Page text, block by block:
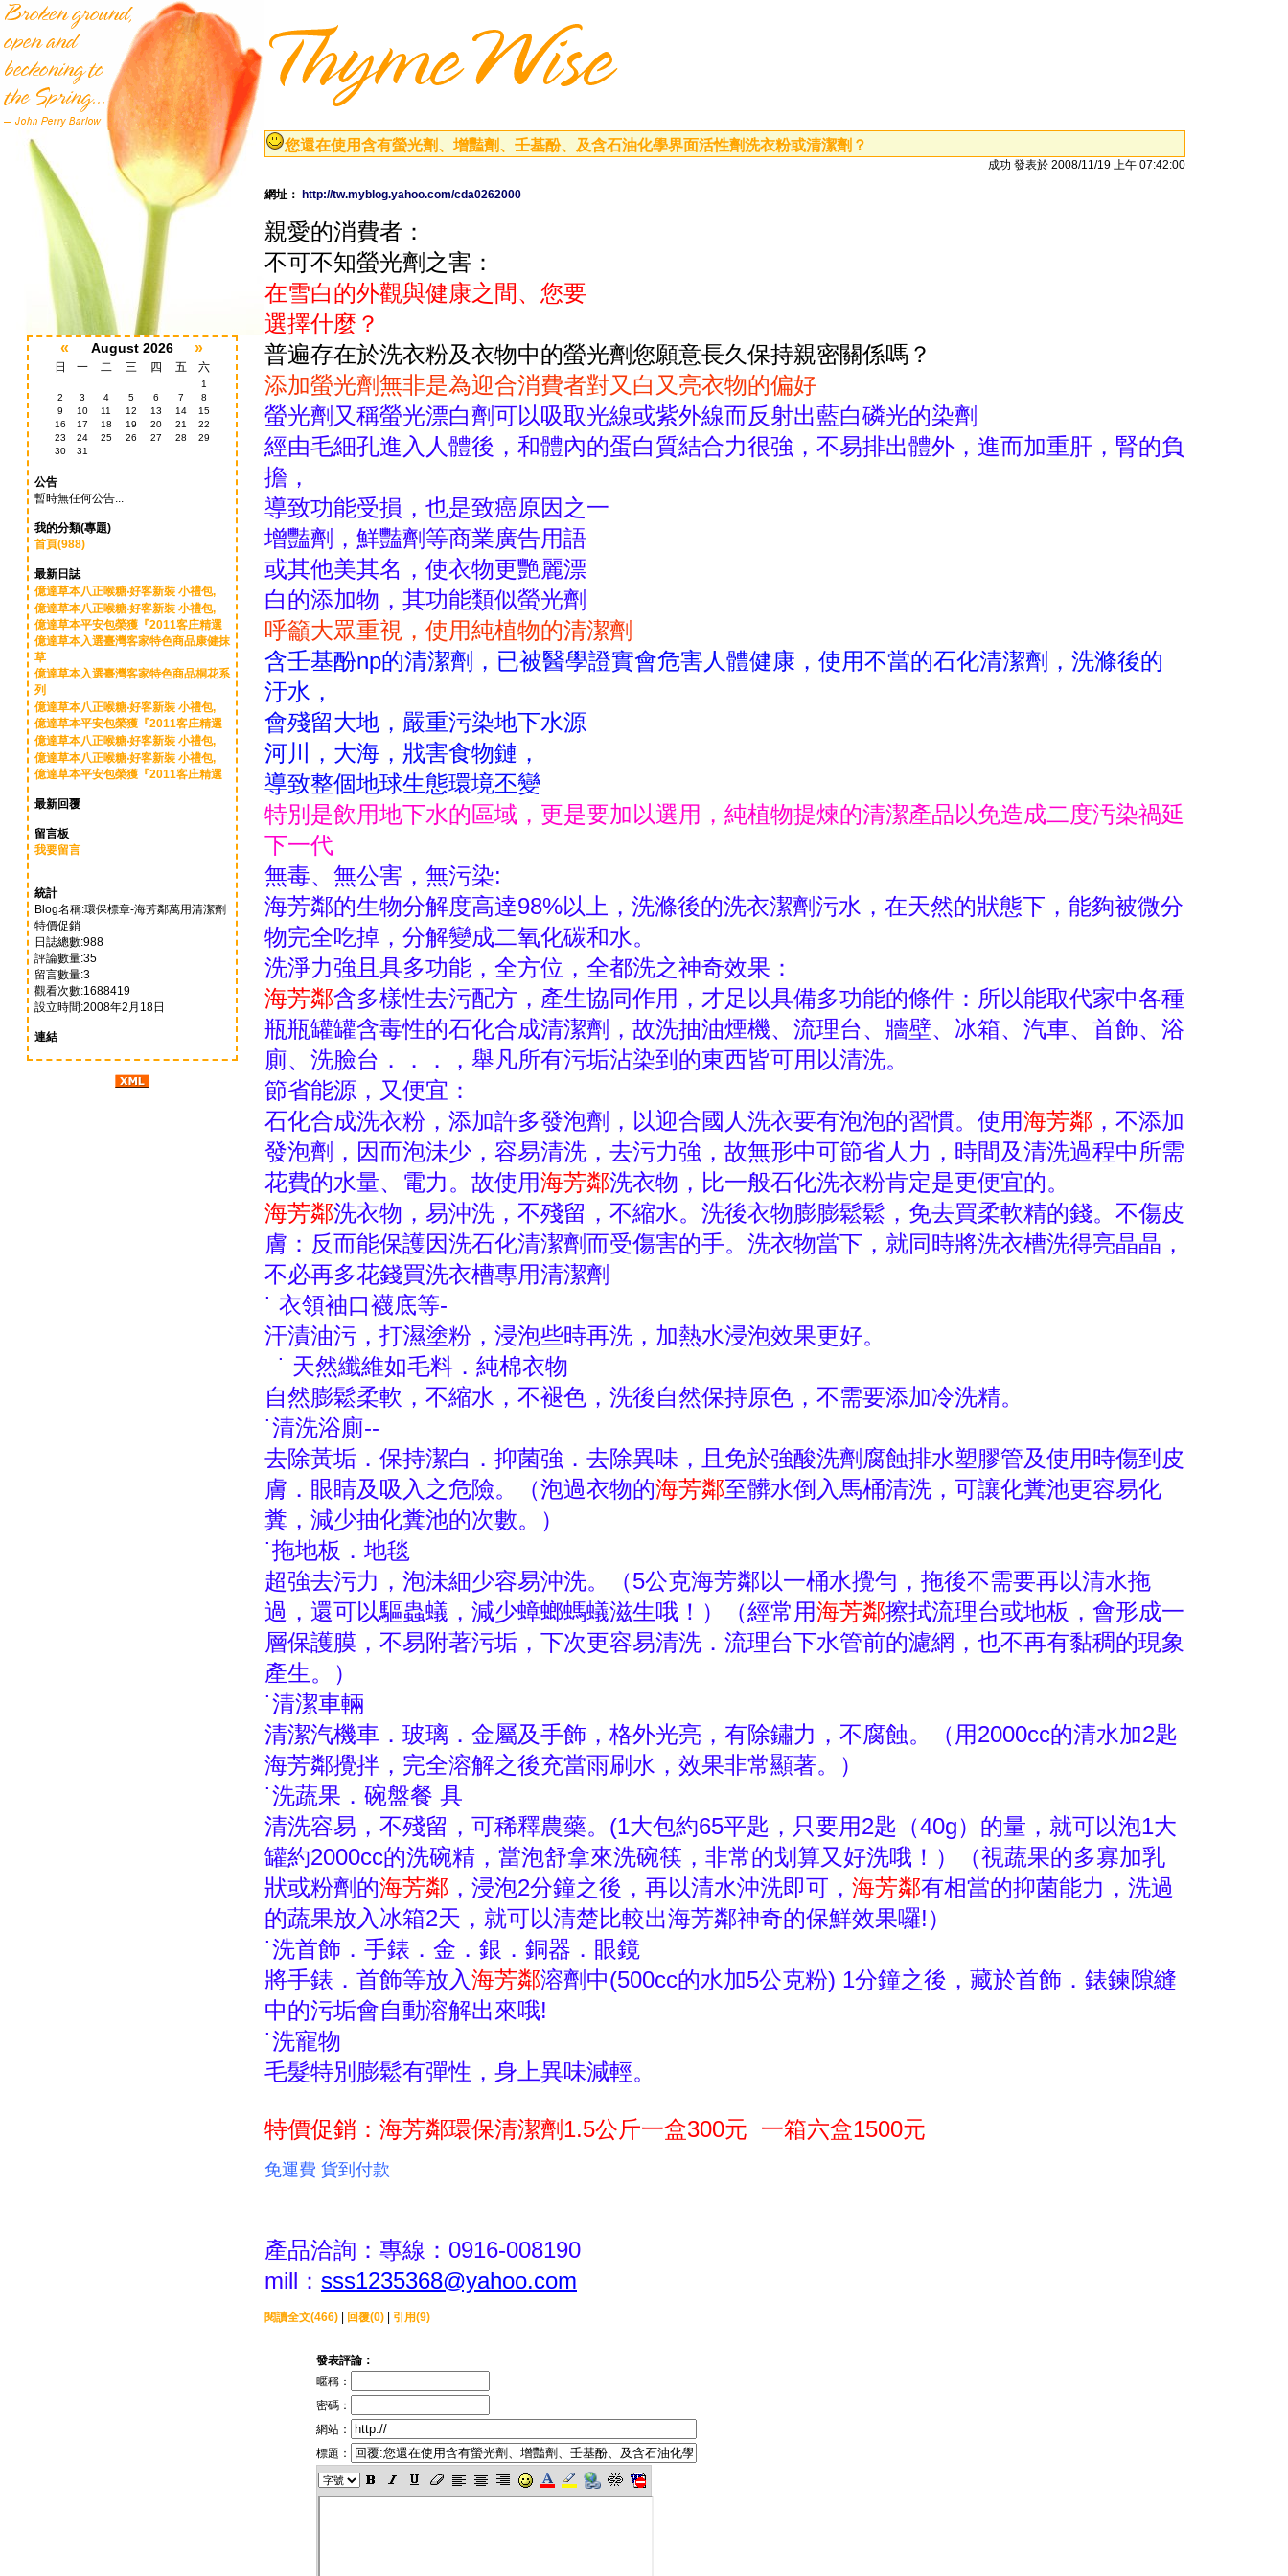
« August 2026 »
日 一 二 三 四 五 六
1
2
3 4 5 6 7
8
9
10 11 12 13 14
15
16
17 18 19 20 21
22
23
24 25 26 27 28
29
30
31
公告
暫時無任何公告...
我的分類(專題)
首頁(988)
最新日誌
億達草本八正喉糖‧好客新裝 小禮包,
億達草本八正喉糖‧好客新裝 小禮包,
億達草本平安包榮獲『2011客庄精選
億達草本入選臺灣客家特色商品康健抹
草
億達草本入選臺灣客家特色商品桐花系
列
億達草本八正喉糖‧好客新裝 小禮包,
億達草本平安包榮獲『2011客庄精選
億達草本八正喉糖‧好客新裝 小禮包,
億達草本八正喉糖‧好客新裝 小禮包,
億達草本平安包榮獲『2011客庄精選
最新回覆
留言板
我要留言
統計
Blog名稱:環保標章-海芳鄰萬用清潔劑
特價促銷
日誌總數:988
評論數量:35
留言數量:3
觀看次數:1688419
設立時間:2008年2月18日
連結
您還在使用含有螢光劑、增豔劑、壬基酚、及含石油化學界面活性劑洗衣粉或清潔劑？
成功 發表於 2008/11/19 上午 07:42:00
網址： http://tw.myblog.yahoo.com/cda0262000
親愛的消費者：
不可不知螢光劑之害：
在雪白的外觀與健康之間、您要
選擇什麼？
普遍存在於洗衣粉及衣物中的螢光劑您願意長久保持親密關係嗎？
添加螢光劑無非是為迎合消費者對又白又亮衣物的偏好
螢光劑又稱螢光漂白劑可以吸取光線或紫外線而反射出藍白磷光的染劑
經由毛細孔進入人體後，和體內的蛋白質結合力很強，不易排出體外，進而加重肝，腎的負
擔，
導致功能受損，也是致癌原因之一
增豔劑，鮮豔劑等商業廣告用語
或其他美其名，使衣物更艷麗漂
白的添加物，其功能類似螢光劑
呼籲大眾重視，使用純植物的清潔劑
含壬基酚np的清潔劑，已被醫學證實會危害人體健康，使用不當的石化清潔劑，洗滌後的
汙水，
會殘留大地，嚴重污染地下水源
河川，大海，戕害食物鏈，
導致整個地球生態環境丕變
特別是飲用地下水的區域，更是要加以選用，純植物提煉的清潔產品以免造成二度汚染禍延
下一代
無毒、無公害，無污染:
海芳鄰的生物分解度高達98%以上，洗滌後的洗衣潔劑污水，在天然的狀態下，能夠被微分
物完全吃掉，分解變成二氧化碳和水。
洗淨力強且具多功能，全方位，全都洗之神奇效果：
海芳鄰含多樣性去污配方，產生協同作用，才足以具備多功能的條件：所以能取代家中各種
瓶瓶罐罐含毒性的石化合成清潔劑，故洗抽油煙機、流理台、牆壁、冰箱、汽車、首飾、浴
廁、洗臉台．．．，舉凡所有污垢沾染到的東西皆可用以清洗。
節省能源，又便宜：
石化合成洗衣粉，添加許多發泡劑，以迎合國人洗衣要有泡泡的習慣。使用海芳鄰 ，不添加
發泡劑，因而泡沬少，容易清洗，去污力強，故無形中可節省人力，時間及清洗過程中所需
花費的水量、電力。故使用海芳鄰洗衣物，比一般石化洗衣粉肯定是更便宜的。
海芳鄰洗衣物，易沖洗，不殘留，不縮水。洗後衣物膨膨鬆鬆，免去買柔軟精的錢。不傷皮
膚：反而能保護因洗石化清潔劑而受傷害的手。洗衣物當下，就同時將洗衣槽洗得亮晶晶，
不必再多花錢買洗衣槽專用清潔劑
˙ 衣領袖口襪底等-
汗漬油污，打濕塗粉，浸泡些時再洗，加熱水浸泡效果更好。
˙ 天然纖維如毛料．純棉衣物
自然膨鬆柔軟，不縮水，不褪色，洗後自然保持原色，不需要添加冷洗精。
˙清洗浴廁--
去除黃垢．保持潔白．抑菌強．去除異味，且免於強酸洗劑腐蝕排水塑膠管及使用時傷到皮
膚．眼睛及吸入之危險。（泡過衣物的海芳鄰至髒水倒入馬桶清洗，可讓化糞池更容易化
糞，減少抽化糞池的次數。）
˙拖地板．地毯
超強去污力，泡沬細少容易沖洗。（5公克海芳鄰以一桶水攪勻，拖後不需要再以清水拖
過，還可以驅蟲蟻，減少蟑螂螞蟻滋生哦！）（經常用海芳鄰擦拭流理台或地板，會形成一
層保護膜，不易附著污垢，下次更容易清洗．流理台下水管前的濾網，也不再有黏稠的現象
產生。）
˙清潔車輛
清潔汽機車．玻璃．金屬及手飾，格外光亮，有除鏽力，不腐蝕。（用2000cc的清水加2匙
海芳鄰攪拌，完全溶解之後充當雨刷水，效果非常顯著。）
˙洗蔬果．碗盤餐 具
清洗容易，不殘留，可稀釋農藥。(1大包約65平匙，只要用2匙（40g）的量，就可以泡1大
罐約2000cc的洗碗精，當泡舒拿來洗碗筷，非常的划算又好洗哦！）（視蔬果的多寡加乳
狀或粉劑的海芳鄰 ，浸泡2分鐘之後，再以清水沖洗即可， 海芳鄰有相當的抑菌能力，洗過
的蔬果放入冰箱2天，就可以清楚比較出海芳鄰神奇的保鮮效果囉!）
˙洗首飾．手錶．金．銀．銅器．眼鏡
將手錶．首飾等放入海芳鄰溶劑中(500cc的水加5公克粉) 1分鐘之後，藏於首飾．錶鍊隙縫
中的污垢會自動溶解出來哦!
˙洗寵物
毛髮特別膨鬆有彈性，身上異味減輕。
特價促銷：海芳鄰環保清潔劑1.5公斤一盒300元 一箱六盒1500元
免運費 貨到付款
產品洽詢：專線：0916-008190
mill： sss1235368@yahoo.com
閱讀全文(466) 回覆(0) 引用(9)
發表評論：
暱稱：
密碼：
網站：
標題：